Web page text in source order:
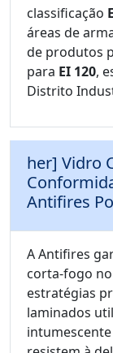
classificação
áreas de
de produtos
para EI 120,
Distrito
her] Vidro
Antifires
A Antifires
corta-fogo
estratégias
laminados